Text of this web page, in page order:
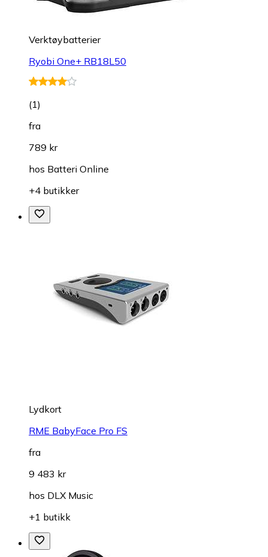
Verktøybatterier
Ryobi One+ RB18L50
(1)
fra
789 kr
hos Batteri Online
+4 butikker
Lydkort
RME BabyFace Pro FS
fra
9 483 kr
hos DLX Music
+1 butikk